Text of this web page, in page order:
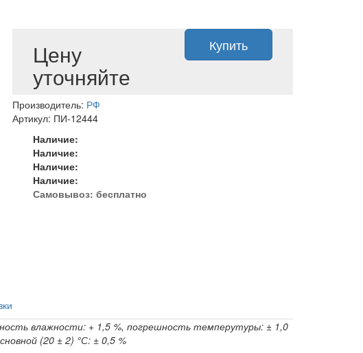
Цену
уточняйте
Купить
Производитель: РФ
Артикул: ПИ-12444
Наличие:
Наличие:
Наличие:
Наличие:
Самовывоз:бесплатно
влажности: + 1,5 %, погрешность темперутуры: ± 1,0
(20 ± 2) °С: ± 0,5 %